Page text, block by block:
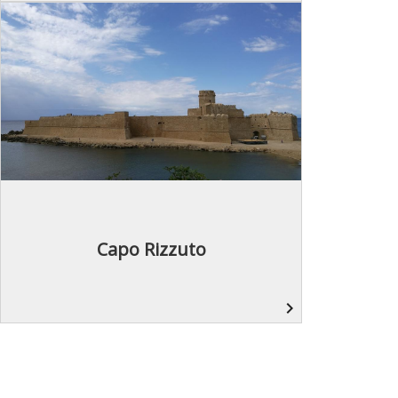
Capo Rizzuto
navigate_next